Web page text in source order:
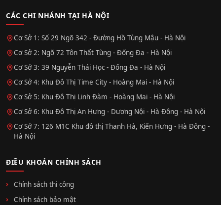
CÁC CHI NHÁNH TẠI HÀ NỘI
Cơ Sở 1: Số 29 Ngõ 342 - Đường Hồ Tùng Mậu - Hà Nội
Cơ Sở 2: Ngõ 72 Tôn Thất Tùng - Đống Đa - Hà Nội
Cơ Sở 3: 39 Nguyễn Thái Học - Đống Đa - Hà Nội
Cơ Sở 4: Khu Đô Thị Time City - Hoàng Mai - Hà Nội
Cơ Sở 5: Khu Đô Thị Linh Đàm - Hoàng Mai - Hà Nội
Cơ Sở 6: Khu Đô Thị An Hưng - Dương Nội - Hà Đông - Hà Nội
Cơ Sở 7: 126 M1C Khu đô thị Thanh Hà, Kiến Hưng - Hà Đông -
Hà Nội
ĐIỀU KHOẢN CHÍNH SÁCH
Chính sách thi công
Chính sách bảo mật